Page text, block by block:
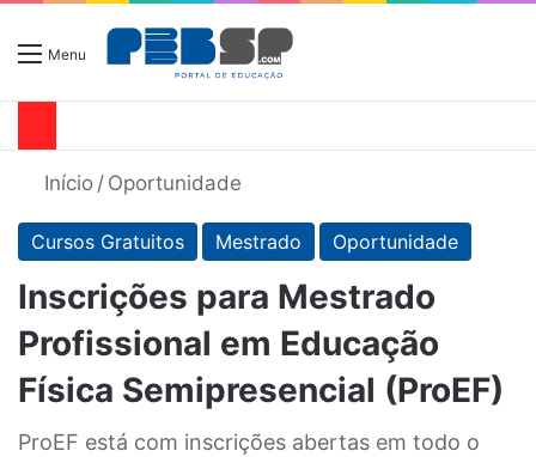
Menu
Início / Oportunidade
Cursos Gratuitos Mestrado Oportunidade
Inscrições para Mestrado
Profissional em Educação
Física Semipresencial (ProEF)
ProEF está com inscrições abertas em todo o